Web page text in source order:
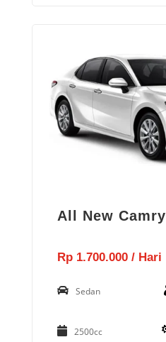
All New Camry
Rp 1.700.000 / Hari
Sedan
2500cc